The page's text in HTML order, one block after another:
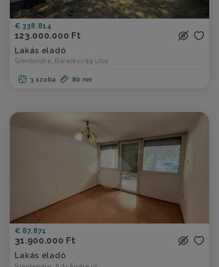
€ 338.814
123.000.000 Ft
Lakás eladó
Szentendre, Barackvirág utca
3 szoba 80 nm
€ 87.871
31.900.000 Ft
Lakás eladó